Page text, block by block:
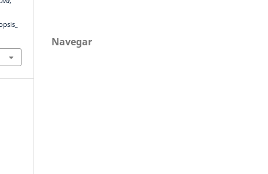
Navegar